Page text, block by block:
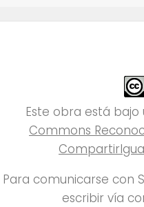
Este obra está bajo
Commons
Para comunicarse con
escribir vía